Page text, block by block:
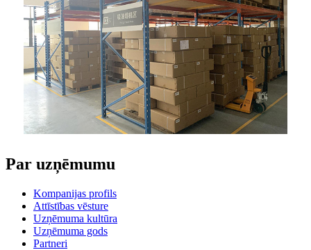
Par uzņēmumu
Kompanijas profils
Attīstības vēsture
Uzņēmuma kultūra
Uzņēmuma gods
Partneri